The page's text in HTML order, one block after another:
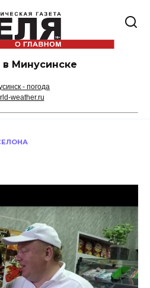
в Минусинске
- погода
weather.ru